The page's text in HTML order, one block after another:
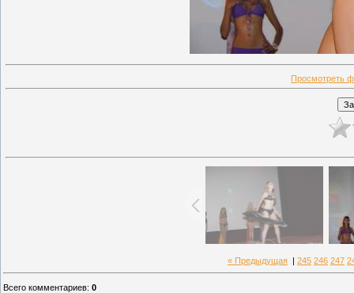
Просмотреть
« Предыдущая 245 246 247
Всего комментариев: 0